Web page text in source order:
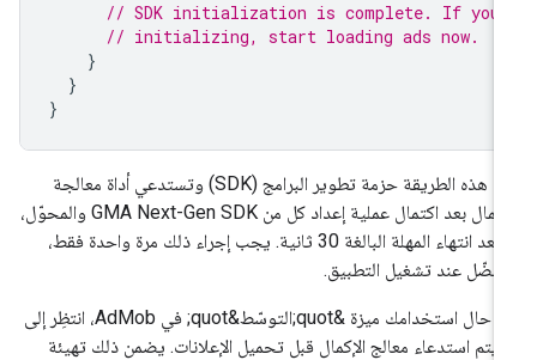
// SDK initialization is complete. If you
// initializing, start loading ads now.
تُعدّ هذه الطريقة حزمة تطوير البرامج (SDK) وتستدعي أداة معالجة
بعد اكتمال عملية إعداد كل من GMA Next-Gen SDKوالمحوّل،
أو بعد انتهاء المهلة البالغة 30 ثانية. يجب إجراء ذلك مرة واحدة فقط،
عند تشغيل التطبيق.
في حال استخدامك ميزة &quot;التوسّط&quot; في AdMob، انتظِر إلى
يتم استدعاء معالج الإكمال قبل تحميل الإعلانات. يضمن ذلك تهيئة